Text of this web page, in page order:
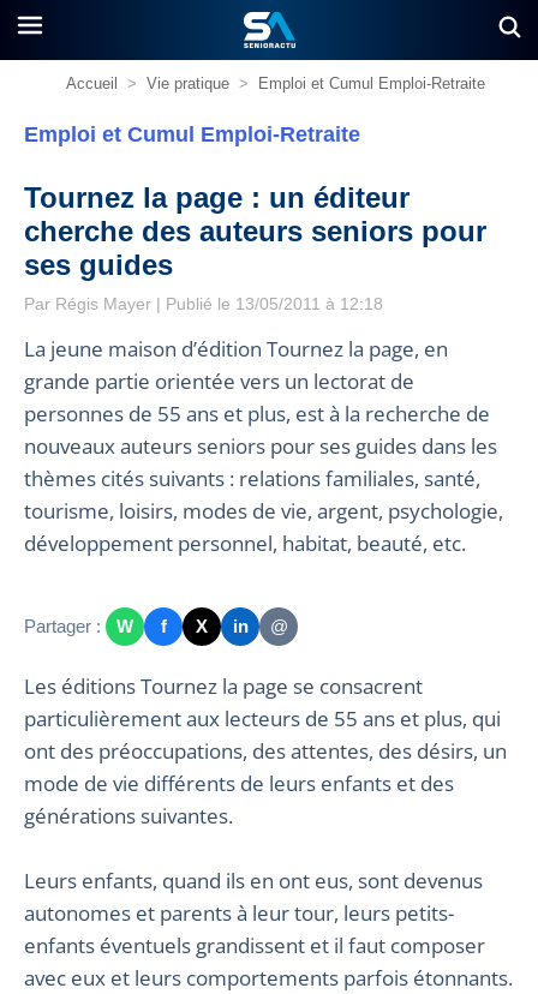
Accueil > Vie pratique > Emploi et Cumul Emploi-Retraite
Emploi et Cumul Emploi-Retraite
Tournez la page : un éditeur
cherche des auteurs seniors pour
ses guides
Par Régis Mayer | Publié le 13/05/2011 à 12:18
La jeune maison d’édition Tournez la page, en
grande partie orientée vers un lectorat de
personnes de 55 ans et plus, est à la recherche de
nouveaux auteurs seniors pour ses guides dans les
thèmes cités suivants : relations familiales, santé,
tourisme, loisirs, modes de vie, argent, psychologie,
développement personnel, habitat, beauté, etc.
Partager : W f X in @
Les éditions Tournez la page se consacrent
particulièrement aux lecteurs de 55 ans et plus, qui
ont des préoccupations, des attentes, des désirs, un
mode de vie différents de leurs enfants et des
générations suivantes.
Leurs enfants, quand ils en ont eus, sont devenus
autonomes et parents à leur tour, leurs petits-
enfants éventuels grandissent et il faut composer
avec eux et leurs comportements parfois étonnants.